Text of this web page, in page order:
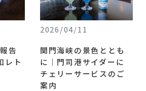
告
レト
2026/04/11
関門海峡の景色ととも
に｜門司港サイダーに
チェリーサービスのご
案内